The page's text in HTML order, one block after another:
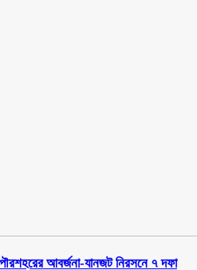
আবর্জনা-যানজট নিরসনে ৭ দফা